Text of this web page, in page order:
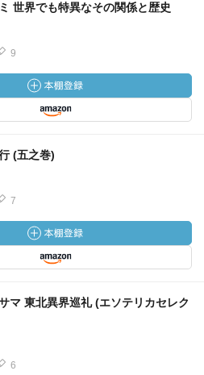
世界でも特異なその関係と歴史
9
(五之巻)
7
マ 東北異界巡礼 (エソテリカセレク
6